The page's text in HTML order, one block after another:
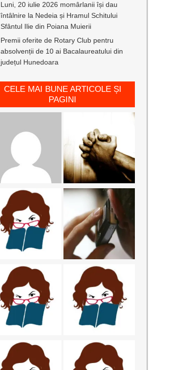
Luni, 20 iulie 2026 momârlanii își dau
întâlnire la Nedeia și Hramul Schitului
Sfântul Ilie din Poiana Muierii
Premii oferite de Rotary Club pentru
absolvenții de 10 ai Bacalaureatului din
județul Hunedoara
CELE MAI BUNE ARTICOLE ȘI
PAGINI